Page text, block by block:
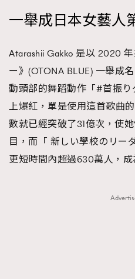
一舉成日本女藝人
Atarashii Gakko 是以 2020
ー》(OTONA BLUE) 一舉成
動頭部的舞蹈動作「#首振り
上爆紅，單是使用這首歌曲
數就已經突破了31億次，使
目，而「 新しい學校のリー
更短時間內超過630萬人，